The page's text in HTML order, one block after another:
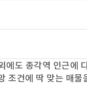
에도 종각역 인근에
조건에 딱 맞는 매물